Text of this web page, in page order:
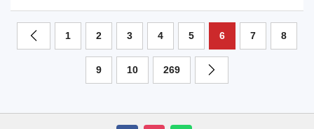
1 2 3 4 5 6 7 8
9 10 269